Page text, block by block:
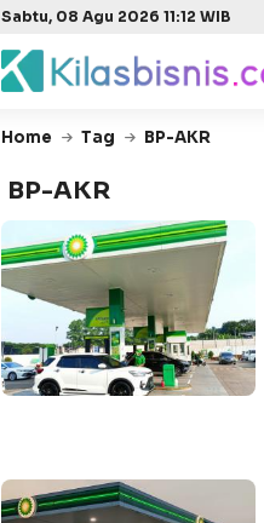
Sabtu, 08 Agu 2026 11:12 WIB
Home Tag BP-AKR
BP-AKR